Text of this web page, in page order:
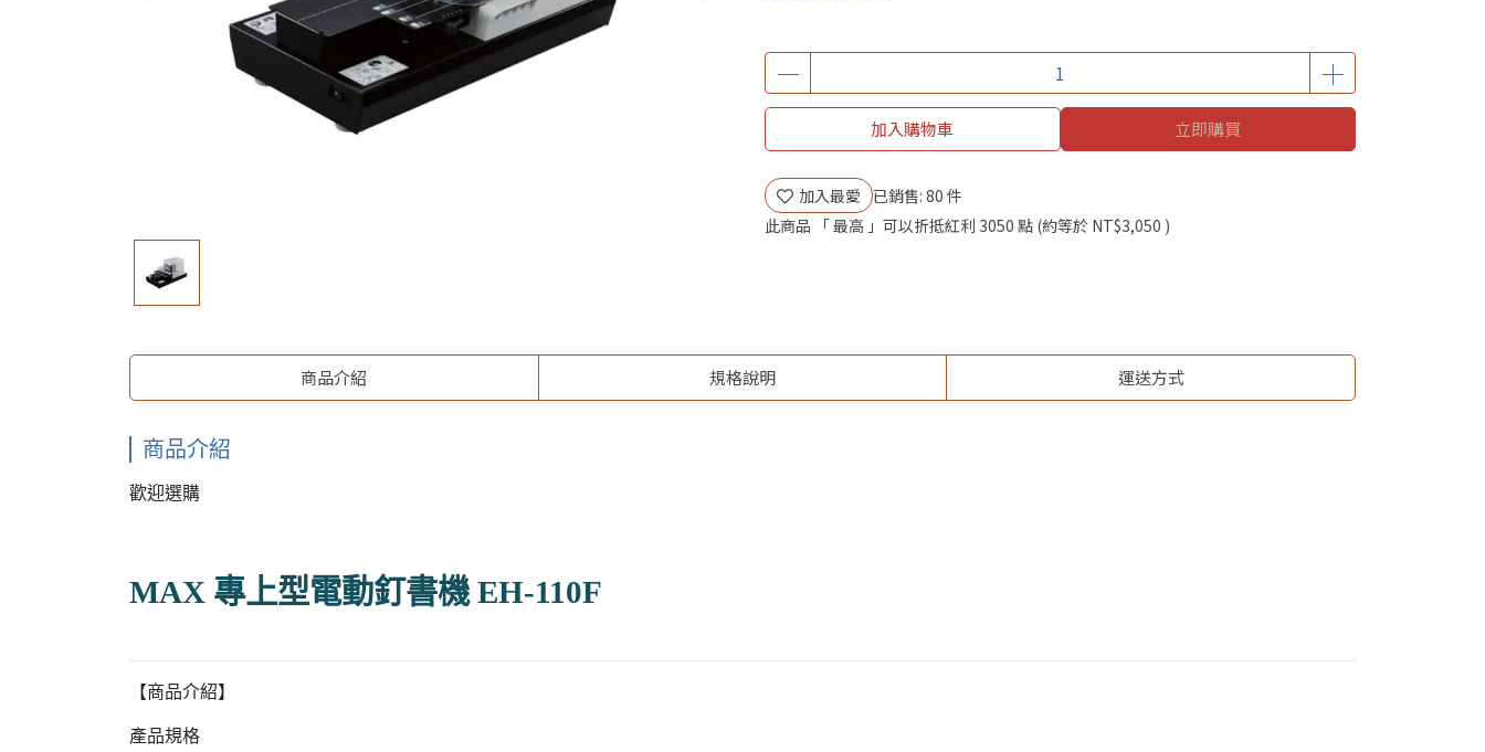
加入購物車 立即購買
加入最愛
已銷售: 80 件
此商品 「 最高 」可以折抵紅利 3050 點 (約等於 NT$3,050 )
商品介紹 規格說明 運送方式
商品介紹
歡迎選購
MAX 專上型電動釘書機 EH-110F
【商品介紹】
產品規格